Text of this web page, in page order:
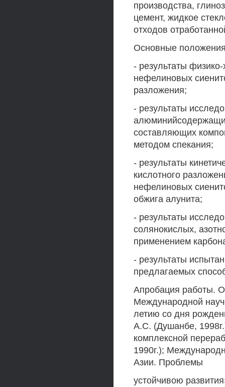
производства,
цемент, жидкое
отходов
Основные
- результаты
нефелиновых
разложения;
- результаты
составляющих
методом спекания;
- результаты
кислотного
нефелиновых
обжига алунита;
- результаты
солянокислых,
применением
- результаты
предлагаемых
Апробация работы.
Международной
летию со дня
A.C. (Душанбе,
комплексной
1990г.);
Азии. Проблемы
устойчивою